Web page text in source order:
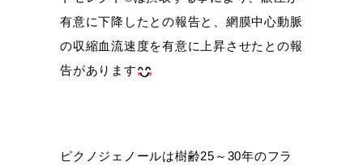
有意に下降したとの報告と、網膜中心動脈
の収縮血流速度を有意に上昇させたとの報
告があります
ピクノジェノールは樹齢25～30年のフラ